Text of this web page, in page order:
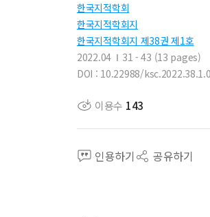
한국지적학회
한국지적학회지
한국지적학회지 제38권 제1호
2022.04
31 - 43 (13 pages)
DOI : 10.22988/
이용수 143
인용하기 공유하기